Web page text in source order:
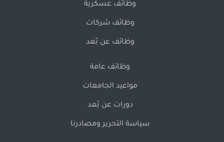
وظائف عسكرية
وظائف شركات
وظائف عن بُعد
وظائف عامة
مواعيد الجامعات
دورات عن بُعد
سياسة التحرير ومصادرنا